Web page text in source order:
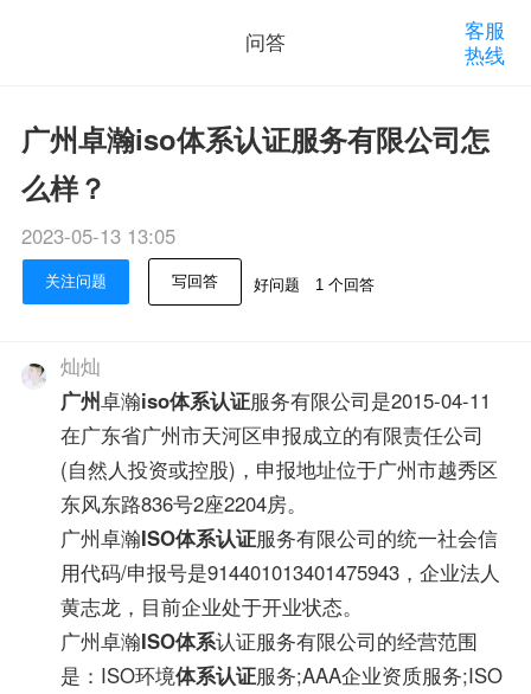
问答
客服
热线
广州卓瀚iso体系认证服务有限公司怎
么样？
2023-05-13 13:05
关注问题 写回答 好问题 1 个回答
灿灿
广州卓瀚iso体系认证服务有限公司是2015-04-11
在广东省广州市天河区申报成立的有限责任公司
(自然人投资或控股)，申报地址位于广州市越秀区
东风东路836号2座2204房。
广州卓瀚ISO体系认证服务有限公司的统一社会信
用代码/申报号是914401013401475943，企业法人
黄志龙，目前企业处于开业状态。
广州卓瀚ISO体系认证服务有限公司的经营范围
是：ISO环境体系认证服务;AAA企业资质服务;ISO